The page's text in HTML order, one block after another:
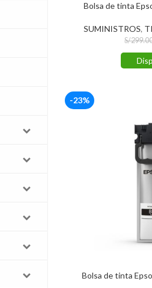
Bolsa de tinta
SUMINISTROS,
S/
-23%
Bolsa de tinta